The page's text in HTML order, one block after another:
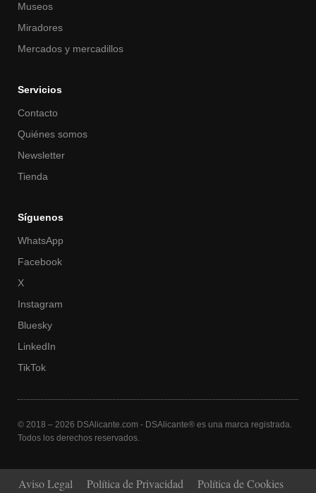
Museos
Miradores
Mercados y mercadillos
Servicios
Contacto
Quiénes somos
Newsletter
Tienda
Síguenos
WhatsApp
Facebook
X
Instagram
Bluesky
LinkedIn
TikTok
© 2018 – 2026 DSAlicante.com - DSAlicante® es una marca registrada.
Todos los derechos reservados.
Aviso Legal Política de Privacidad
Política de Cookies